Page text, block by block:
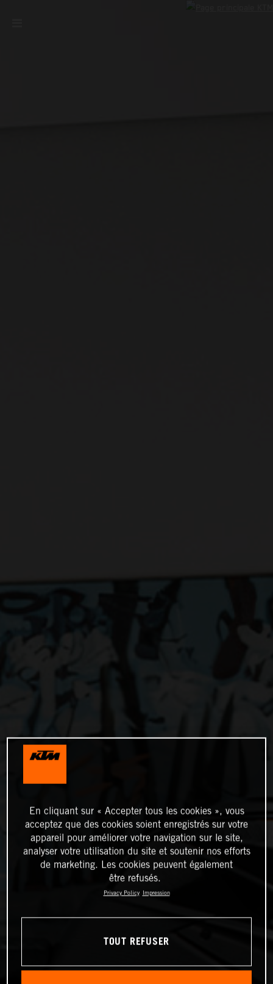
En cliquant sur « Accepter tous les cookies », vous
acceptez que des cookies soient enregistrés sur votre
appareil pour améliorer votre navigation sur le site,
analyser votre utilisation du site et soutenir nos efforts
de marketing. Les cookies peuvent également
être refusés.
Privacy Policy Impression
TOUT REFUSER